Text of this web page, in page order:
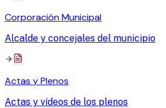
Corporación Municipal
Alcalde y concejales del municipio
Actas y Plenos
Actas y vídeos de los plenos